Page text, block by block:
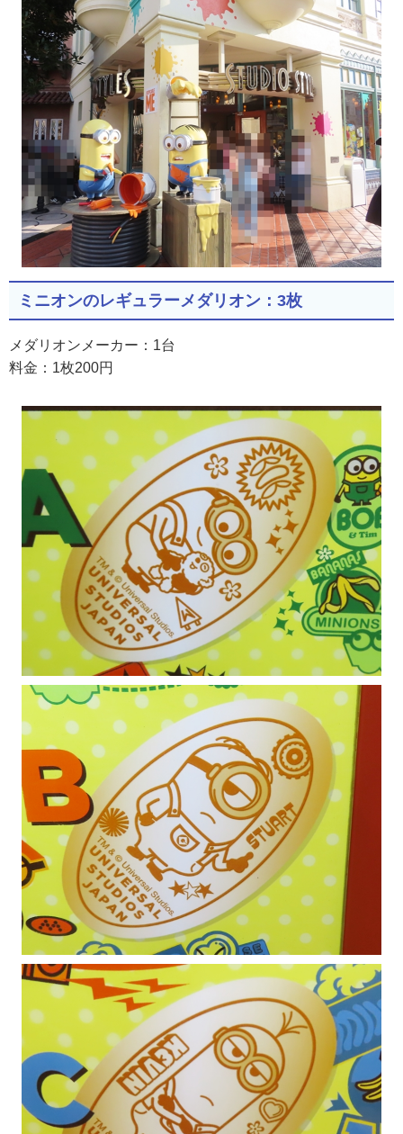
ミニオンのレギュラーメダリオン：3枚
メダリオンメーカー：1台
料金：1枚200円